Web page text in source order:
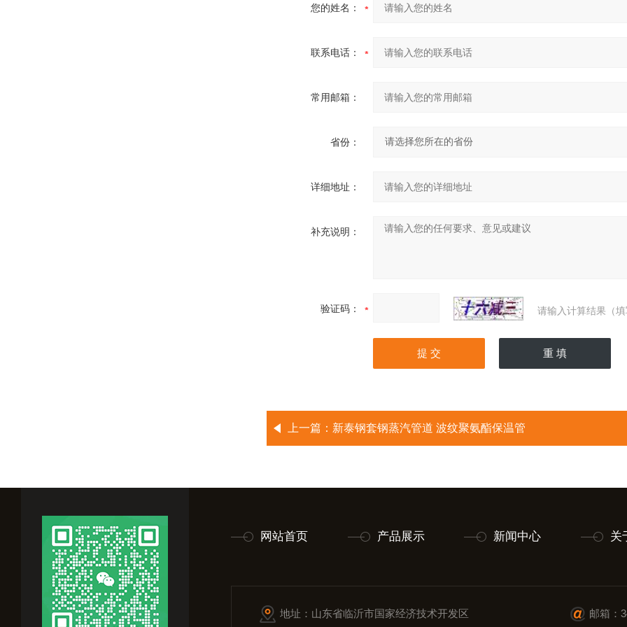
您的姓名：
联系电话：
常用邮箱：
省份：
详细地址：
补充说明：
验证码： 请输入计算结果（
上一篇： 新泰钢套钢蒸汽管道 波纹聚氨酯保温管
网站首页 产品展示 新闻中心 关
地址：山东省临沂市国家经济技术开发区 邮箱：